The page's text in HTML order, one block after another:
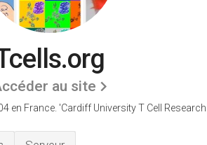
au site
en France. 'Cardiff University T Cell